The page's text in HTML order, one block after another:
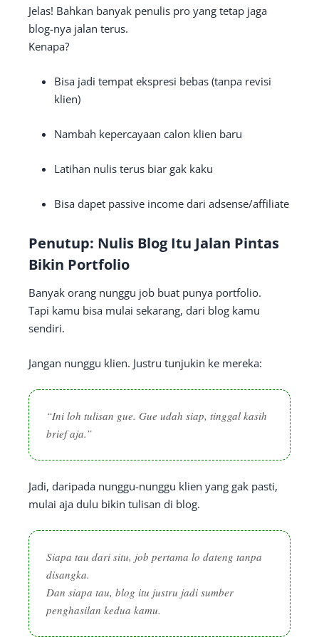
Jelas! Bahkan banyak penulis pro yang tetap jaga
blog-nya jalan terus.
Kenapa?
Bisa jadi tempat ekspresi bebas (tanpa revisi
klien)
Nambah kepercayaan calon klien baru
Latihan nulis terus biar gak kaku
Bisa dapet passive income dari adsense/affiliate
Penutup: Nulis Blog Itu Jalan Pintas
Bikin Portfolio
Banyak orang nunggu job buat punya portfolio.
Tapi kamu bisa mulai sekarang, dari blog kamu
sendiri.
Jangan nunggu klien. Justru tunjukin ke mereka:
“Ini loh tulisan gue. Gue udah siap, tinggal kasih
brief aja.”
Jadi, daripada nunggu-nunggu klien yang gak pasti,
mulai aja dulu bikin tulisan di blog.
Siapa tau dari situ, job pertama lo dateng tanpa
disangka.
Dan siapa tau, blog itu justru jadi sumber
penghasilan kedua kamu.